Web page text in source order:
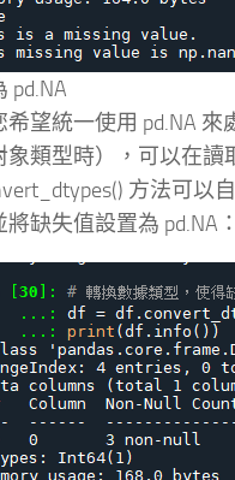
pd.NA
希望統一使用 pd.NA
象類型時），可以在讀
方法可以
將缺失值設置為 pd.NA：